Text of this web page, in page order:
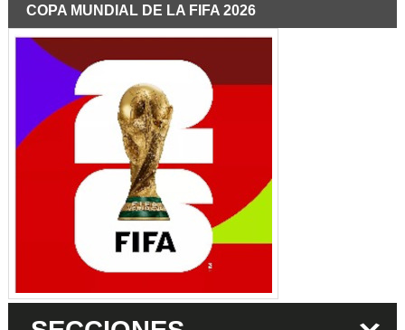
COPA MUNDIAL DE LA FIFA 2026